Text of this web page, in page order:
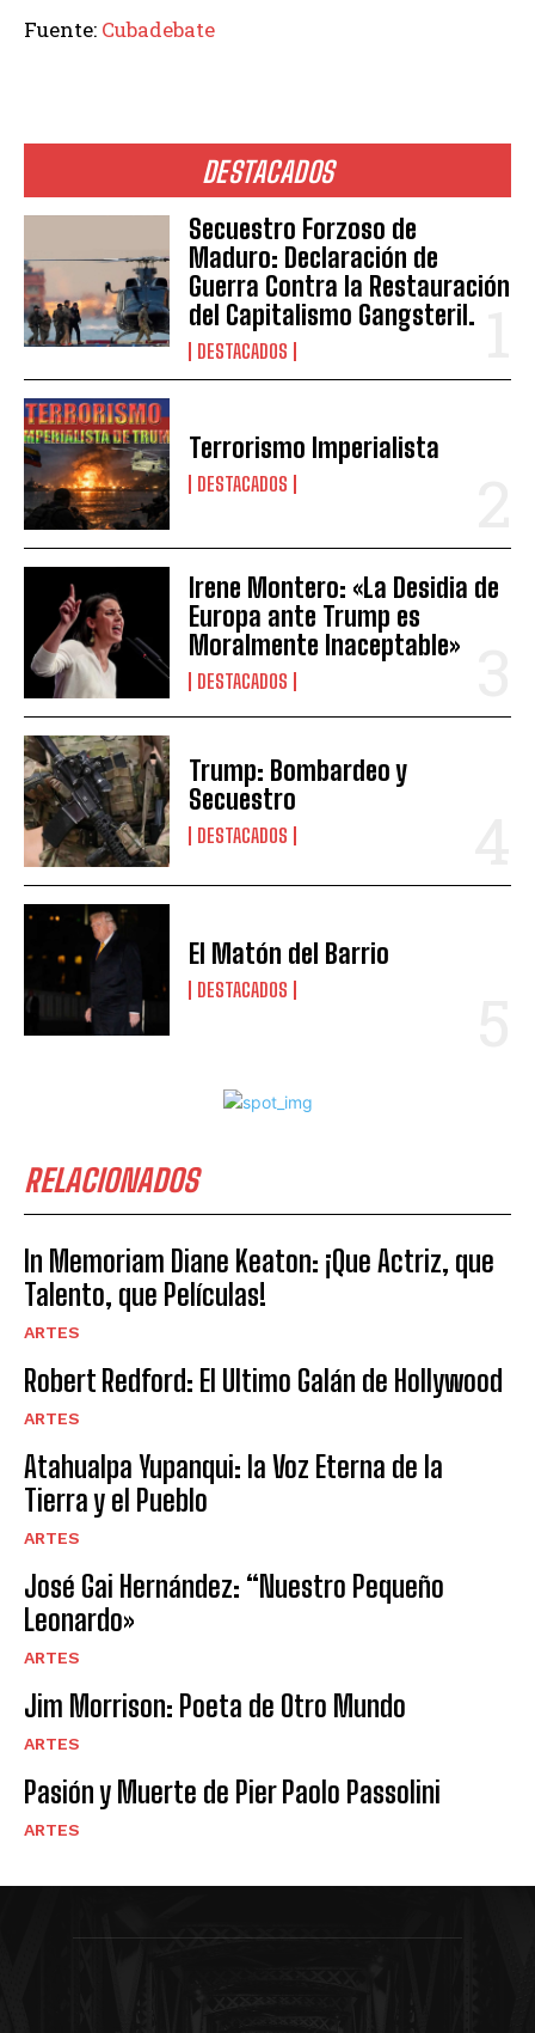
DESTACADOS
Secuestro Forzoso de
Maduro: Declaración de
Guerra Contra la Restauración
del Capitalismo Gangsteril.
DESTACADOS
Terrorismo Imperialista
DESTACADOS
Irene Montero: «La Desidia de
Europa ante Trump es
Moralmente Inaceptable»
DESTACADOS
Trump: Bombardeo y
Secuestro
DESTACADOS
El Matón del Barrio
DESTACADOS
RELACIONADOS
In Memoriam Diane Keaton: ¡Que Actriz, que
Talento, que Películas!
ARTES
Robert Redford: El Ultimo Galán de Hollywood
ARTES
Atahualpa Yupanqui: la Voz Eterna de la
Tierra y el Pueblo
ARTES
José Gai Hernández: “Nuestro Pequeño
Leonardo»
ARTES
Jim Morrison: Poeta de Otro Mundo
ARTES
Pasión y Muerte de Pier Paolo Passolini
ARTES
Fuente: Cubadebate